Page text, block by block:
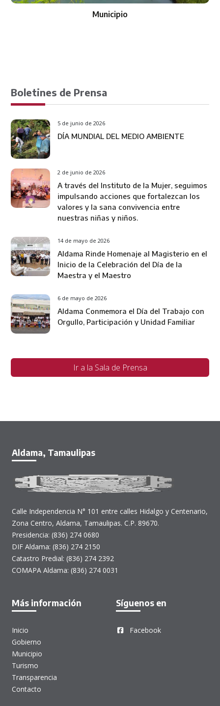
Municipio
Boletines de Prensa
5 de junio de 2026
DÍA MUNDIAL DEL MEDIO AMBIENTE
2 de junio de 2026
A través del Instituto de la Mujer, seguimos
impulsando acciones que fortalezcan los
valores y la sana convivencia entre
nuestras niñas y niños.
14 de mayo de 2026
Aldama Rinde Homenaje al Magisterio en el
Inicio de la Celebración del Día de la
Maestra y el Maestro
6 de mayo de 2026
Aldama Conmemora el Día del Trabajo con
Orgullo, Participación y Unidad Familiar
Ir a la Sala de Prensa
Aldama, Tamaulipas
Calle Independencia N° 101 entre calles Hidalgo y Centenario,
Zona Centro, Aldama, Tamaulipas. C.P. 89670.
Presidencia: (836) 274 0680
DIF Aldama: (836) 274 2150
Catastro Predial: (836) 274 2392
COMAPA Aldama: (836) 274 0031
Más información
Inicio
Gobierno
Municipio
Turismo
Transparencia
Contacto
Síguenos en
Facebook